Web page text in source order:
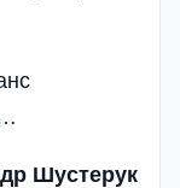
Шустерук